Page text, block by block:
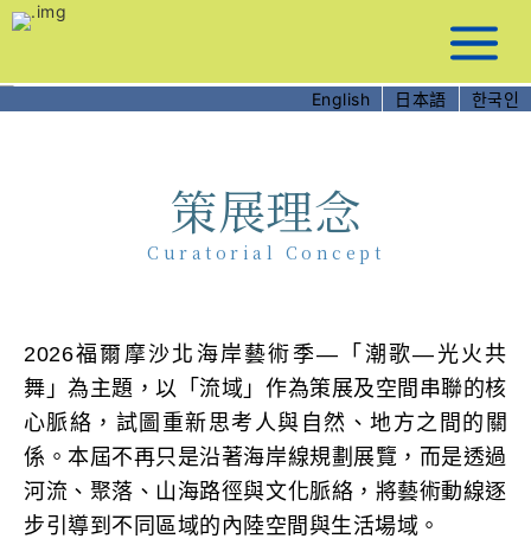
跳
到
要
內
English 日本語 한국인
策展理念
Curatorial Concept
2026福爾摩沙北海岸藝術季—「潮歌—光火共
舞」為主題，以「流域」作為策展及空間串聯的核
心脈絡，試圖重新思考人與自然、地方之間的關
係。本屆不再只是沿著海岸線規劃展覽，而是透過
河流、聚落、山海路徑與文化脈絡，將藝術動線逐
步引導到不同區域的內陸空間與生活場域。